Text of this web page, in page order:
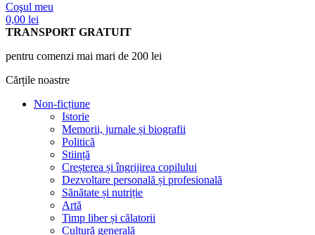
Coşul meu
0,00 lei
TRANSPORT GRATUIT
pentru comenzi mai mari de 200 lei
Cărțile noastre
Non-ficțiune
Istorie
Memorii, jurnale și biografii
Politică
Stiință
Creșterea și îngrijirea copilului
Dezvoltare personală și profesională
Sănătate și nutriție
Artă
Timp liber și călatorii
Cultură generală